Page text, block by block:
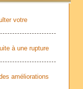
votre
à une rupture
améliorations